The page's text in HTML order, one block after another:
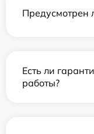
Предусмотрен
Есть ли
работы?